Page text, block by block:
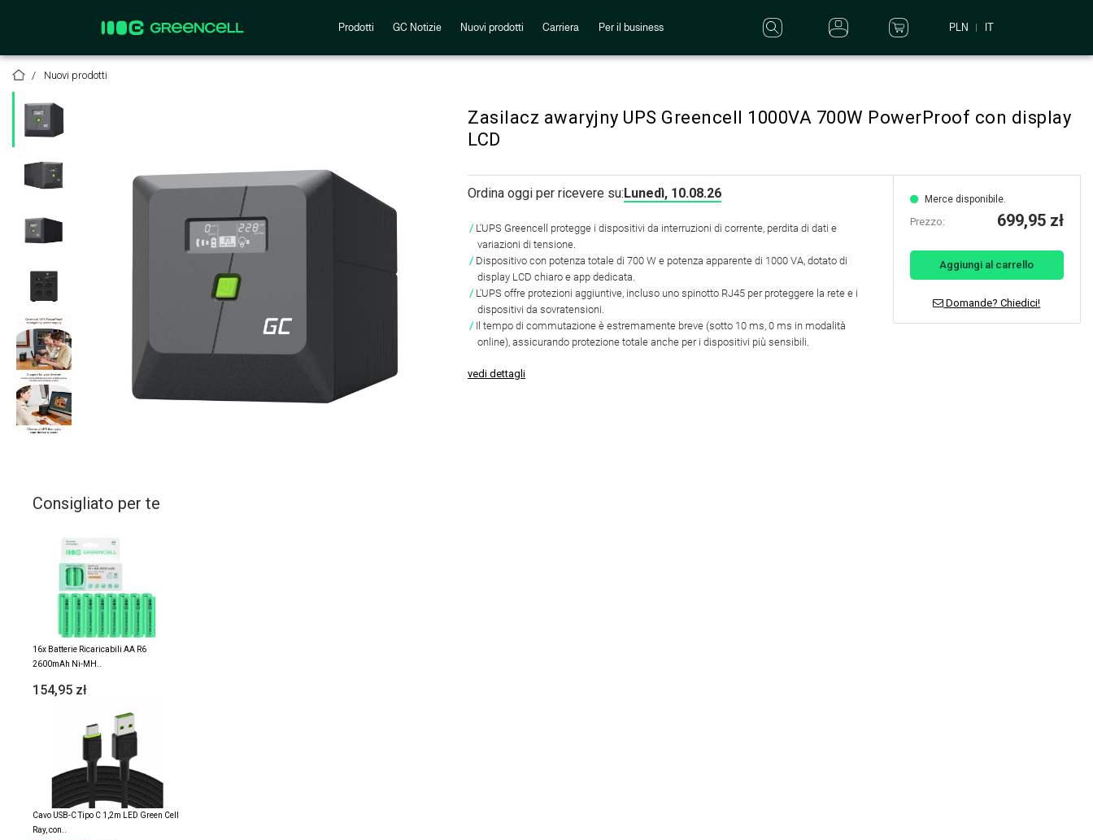
Prodotti GC Notizie Nuovi prodotti Carriera Per il business PLN IT
Nuovi prodotti
Zasilacz awaryjny UPS Greencell 1000VA 700W PowerProof con display
LCD
Ordina oggi per ricevere su:Lunedì, 10.08.26
L'UPS Greencell protegge i dispositivi da interruzioni di corrente, perdita di dati e
variazioni di tensione.
Dispositivo con potenza totale di 700 W e potenza apparente di 1000 VA, dotato di
display LCD chiaro e app dedicata.
L'UPS offre protezioni aggiuntive, incluso uno spinotto RJ45 per proteggere la rete e i
dispositivi da sovratensioni.
Il tempo di commutazione è estremamente breve (sotto 10 ms, 0 ms in modalità
online), assicurando protezione totale anche per i dispositivi più sensibili.
vedi dettagli
Merce disponibile.
Prezzo: 699,95 zł
Aggiungi al carrello
Domande? Chiedici!
Consigliato per te
16x Batterie Ricaricabili AA R6
2600mAh Ni-MH..
154,95 zł
Cavo USB-C Tipo C 1,2m LED Green Cell
Ray, con..